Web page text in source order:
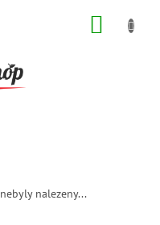
nebyly nalezeny...